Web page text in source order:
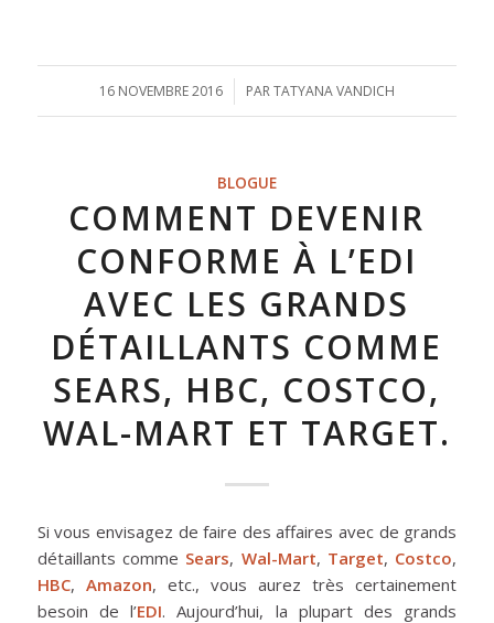
16 NOVEMBRE 2016
/ PARTATYANA VANDICH
BLOGUE
COMMENT DEVENIR
CONFORME À L’EDI
AVEC LES GRANDS
DÉTAILLANTS COMME
SEARS, HBC, COSTCO,
WAL-MART ET TARGET.
Si vous envisagez de faire des affaires avec de grands
détaillants comme Sears, Wal-Mart, Target, Costco,
HBC, Amazon, etc., vous aurez très certainement
besoin de l’EDI. Aujourd’hui, la plupart des grands